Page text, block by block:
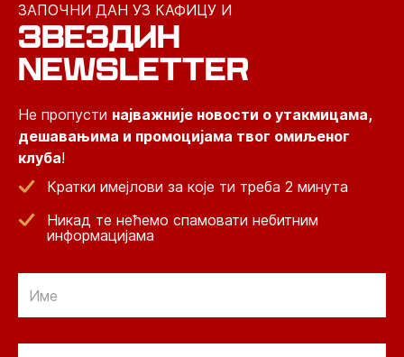
ЗАПОЧНИ ДАН УЗ КАФИЦУ И
ЗВЕЗДИН
NEWSLETTER
Не пропусти најважније новости о утакмицама,
дешавањима и промоцијама твог омиљеног
клуба!
Кратки имејлови за које ти треба 2 минута
Никад те нећемо спамовати небитним
информацијама